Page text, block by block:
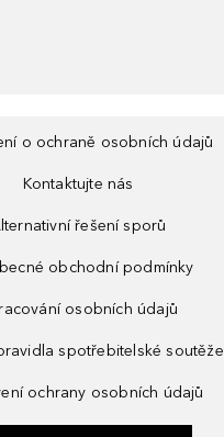
o ochraně osobních údajů
Kontaktujte nás
řešení sporů
obchodní podmínky
osobních údajů
spotřebitelské soutěže
ochrany osobních údajů